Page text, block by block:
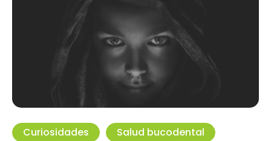
Curiosidades Salud bucodental